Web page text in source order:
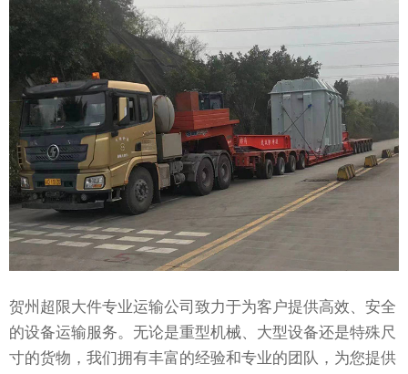
贺州超限大件专业运输公司致力于为客户提供高效、安全
的设备运输服务。无论是重型机械、大型设备还是特殊尺
寸的货物，我们拥有丰富的经验和专业的团队，为您提供